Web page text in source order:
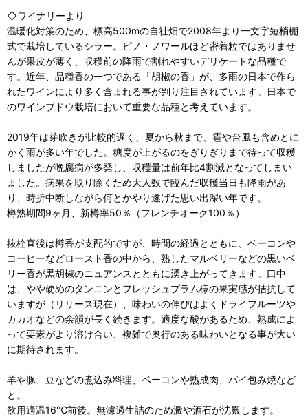
◇ワイナリーより
温暖化対策のため、標高500mの自社畑で2008年より一文字短梢棚
式で栽培しているシラー。ピノ・ノワールほど密着粒ではありませ
んが果皮が薄く、収穫前の降雨で割れやすいデリケートな品種で
す。近年、品種香の一つである「胡椒の香」が、多雨の日本で作ら
れたワインにより多く含まれる事が判り注目されています。日本で
のワインブドウ栽培において重要な品種と考えています。
2019年は芽吹きが比較的遅く、夏から秋まで、雹や台風も含めとに
かく雨が多い年でした。糖度が上がるのをぎりぎりまで待って収穫
しましたが晩腐病が多発し、収穫量は前年比4割減となってしまい
ました。病果を取り除くため大人数で臨んだ収穫当日も降雨があ
り、時折中断しながら何とかやり遂げた思い出深い年です。
樽熟期間9ヶ月、新樽率50％（フレンチオーク100％）
抜栓直後は樽香が支配的ですが、時間の経過とともに、ベーコンや
コーヒーなどロースト香の中から、熟したマルベリーなどの黒いベ
リー香が黒胡椒のニュアンスとともに湧き上がってきます。口中
は、やや硬めのタンニンとフレッシュプラム様の果実感が拮抗して
いますが（リリース現在）、味わいの伸びはよくドライフルーツや
カカオなどの余韻が長く続きます。適度な酸があるため、熟成によ
って要素がより溶け合い、複雑で奥行のある味わいとなる事が大い
に期待されます。
羊や豚、豆などの煮込み料理、ベーコンや熟成肉、パイ包み焼など
と。
飲用適温16℃前後。無濾過生詰のため澱や酒石が沈殿します。